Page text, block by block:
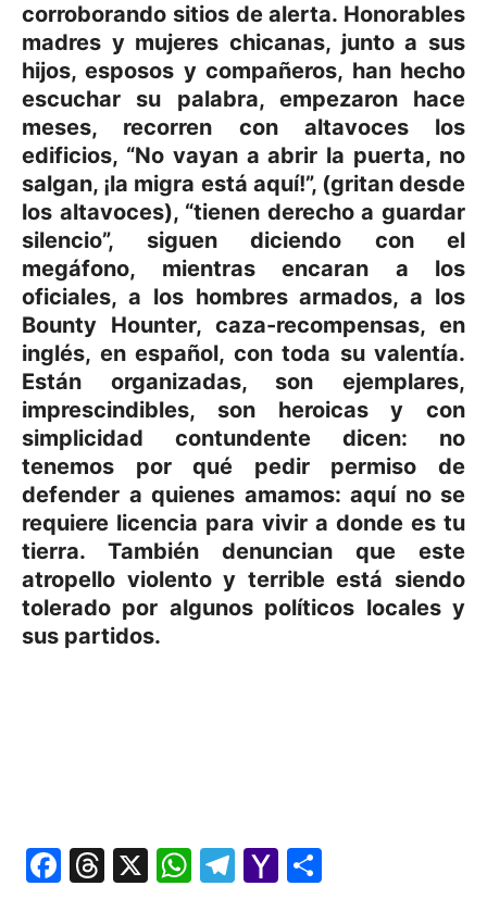
corroborando sitios de alerta. Honorables
madres y mujeres chicanas, junto a sus
hijos, esposos y compañeros, han hecho
escuchar su palabra, empezaron hace
meses, recorren con altavoces los
edificios, “No vayan a abrir la puerta, no
salgan, ¡la migra está aquí!”, (gritan desde
los altavoces), “tienen derecho a guardar
silencio”, siguen diciendo con el
megáfono, mientras encaran a los
oficiales, a los hombres armados, a los
Bounty Hounter, caza-recompensas, en
inglés, en español, con toda su valentía.
Están organizadas, son ejemplares,
imprescindibles, son heroicas y con
simplicidad contundente dicen: no
tenemos por qué pedir permiso de
defender a quienes amamos: aquí no se
requiere licencia para vivir a donde es tu
tierra. También denuncian que este
atropello violento y terrible está siendo
tolerado por algunos políticos locales y
sus partidos.
Facebook
Threads
X WhatsApp
Telegram
Yahoo